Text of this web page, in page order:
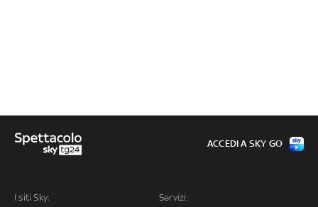
I siti Sky: Servizi:
ACCEDI A SKY GO